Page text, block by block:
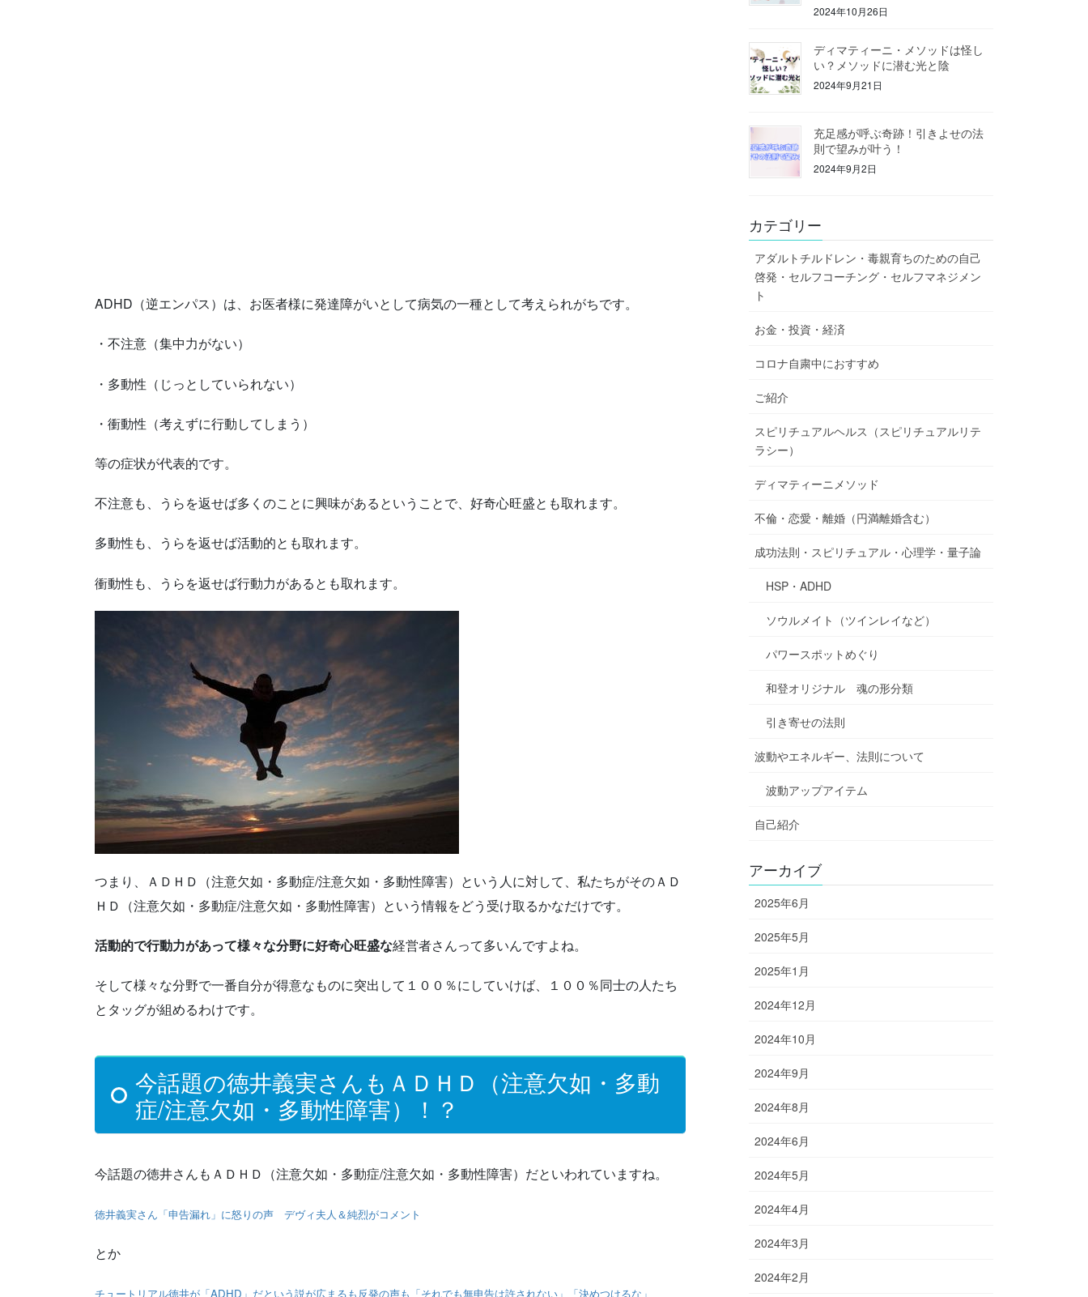
ADHD（逆エンパス）は、お医者様に発達障がいとして病気の一種として考えられがちです。
・不注意（集中力がない）
・多動性（じっとしていられない）
・衝動性（考えずに行動してしまう）
等の症状が代表的です。
不注意も、うらを返せば多くのことに興味があるということで、好奇心旺盛とも取れます。
多動性も、うらを返せば活動的とも取れます。
衝動性も、うらを返せば行動力があるとも取れます。
つまり、ＡＤＨＤ（注意欠如・多動症/注意欠如・多動性障害）という人に対して、私たちがそのＡＤ
ＨＤ（注意欠如・多動症/注意欠如・多動性障害）という情報をどう受け取るかなだけです。
活動的で行動力があって様々な分野に好奇心旺盛な経営者さんって多いんですよね。
そして様々な分野で一番自分が得意なものに突出して１００％にしていけば、１００％同士の人たち
とタッグが組めるわけです。
今話題の徳井義実さんもＡＤＨＤ（注意欠如・多動
症/注意欠如・多動性障害）！？
今話題の徳井さんもＡＤＨＤ（注意欠如・多動症/注意欠如・多動性障害）だといわれていますね。
徳井義実さん「申告漏れ」に怒りの声 デヴィ夫人＆純烈がコメント
とか
チュートリアル徳井が「ADHD」だという説が広まるも反発の声も「それでも無申告は許されない」「決めつけるな」
2024年10月26日
ディマティーニ・メソッドは怪し
い？メソッドに潜む光と陰
2024年9月21日
充足感が呼ぶ奇跡！引きよせの法
則で望みが叶う！
2024年9月2日
カテゴリー
アダルトチルドレン・毒親育ちのための自己
啓発・セルフコーチング・セルフマネジメン
ト
お金・投資・経済
コロナ自粛中におすすめ
ご紹介
スピリチュアルヘルス（スピリチュアルリテ
ラシー）
ディマティーニメソッド
不倫・恋愛・離婚（円満離婚含む）
成功法則・スピリチュアル・心理学・量子論
HSP・ADHD
ソウルメイト（ツインレイなど）
パワースポットめぐり
和登オリジナル 魂の形分類
引き寄せの法則
波動やエネルギー、法則について
波動アップアイテム
自己紹介
アーカイブ
2025年6月
2025年5月
2025年1月
2024年12月
2024年10月
2024年9月
2024年8月
2024年6月
2024年5月
2024年4月
2024年3月
2024年2月